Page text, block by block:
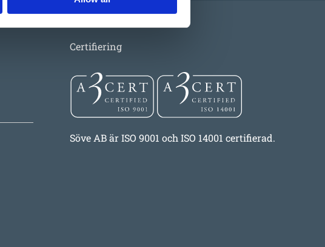
Certifiering
Söve AB är ISO 9001 och ISO 14001 certifierad.